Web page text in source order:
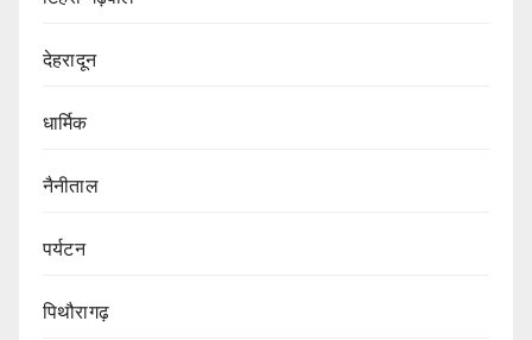
देहरादून
धार्मिक
नैनीताल
पर्यटन
पिथौरागढ़